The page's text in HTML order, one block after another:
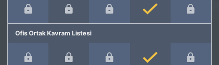
Ofis Ortak Kavram Listesi